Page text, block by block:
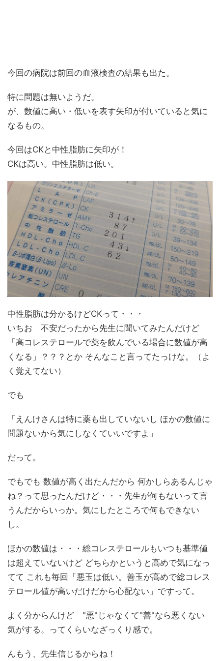
今回の病院は前回の血液検査の結果も出た。
特に問題は無いようだ。
が、数値に高い・低いを表す矢印が付いていると気に
なるもの。
今回はCKと中性脂肪に矢印が！
CKは高い。中性脂肪は低い。
中性脂肪は分かるけどCKって・・・
いちお 不安だったから先生に聞いてみたんだけど
「高コレステロールで薬を飲んでいる場合に数値が高
くなる」？？？とか そんなこと言ってたっけな。（よ
く覚えてない）
でも
「えんけさんは特に薬も出していないし ほかの数値に
問題ないから気にしなくていいですよ」
だって。
でもでも 数値が高く出たんだから 何かしらあるんじゃ
ね？って思ったんだけど・・・先生が何もないって言
うんだからいっか。気にしたところで何もできない
し。
ほかの数値は・・・総コレステロールもいつも基準値
は超えていないけど どちらかというと高めで気になっ
てて これも毎回「悪玉は低い。善玉が高めで総コレス
テロール値が高いだけだから心配ない」ですって。
よく分からんけど "悪"じゃなくて"善"なら悪くない
気がする。ってくらいなざっくり感で。
んもう、先生信じるからね！